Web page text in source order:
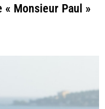
Monsieur Paul »